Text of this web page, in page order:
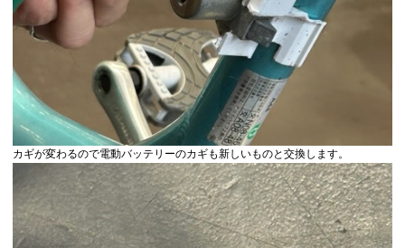
カギが変わるので電動バッテリーのカギも新しいものと交換します。